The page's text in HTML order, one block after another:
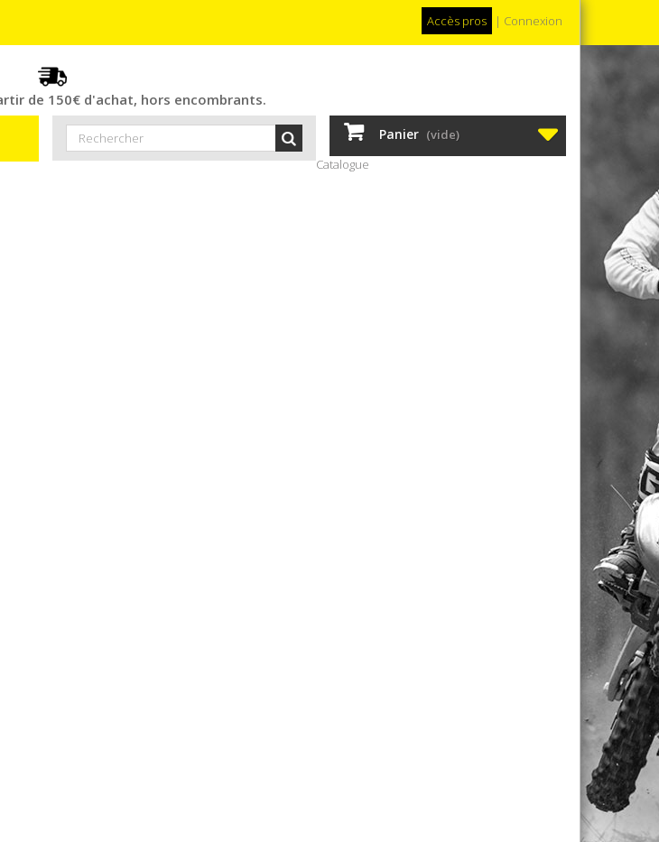
Accès pros | Connexion
de 150€ d'achat, hors encombrants.
Panier (vide)
Catalogue